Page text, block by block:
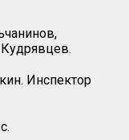
Инспектор